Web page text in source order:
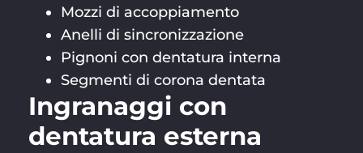
Mozzi di accoppiamento
Anelli di sincronizzazione
Pignoni con dentatura interna
Segmenti di corona dentata
Ingranaggi con
dentatura esterna